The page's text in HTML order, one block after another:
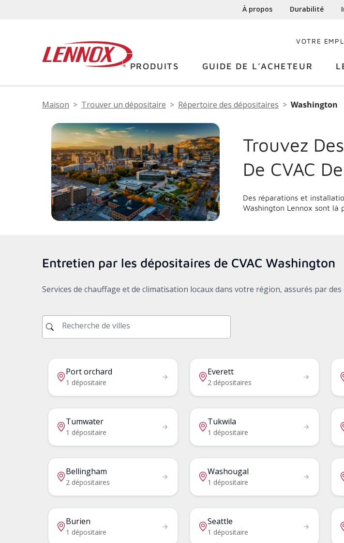
À propos Durabilité
VOTRE
PRODUITS GUIDE DE L’ACHETEUR
Maison Trouver un dépositaire Répertoire des dépositaires Washington
Trouvez
De CVAC
Des réparations et
Washington Lennox sont là
Entretien par les dépositaires de CVAC Washington
Services de chauffage et de climatisation locaux dans votre région, assurés par
Port orchard
1 dépositaire
Everett
2 dépositaires
Tumwater
1 dépositaire
Tukwila
1 dépositaire
Bellingham
2 dépositaires
Washougal
1 dépositaire
Burien
1 dépositaire
Seattle
1 dépositaire